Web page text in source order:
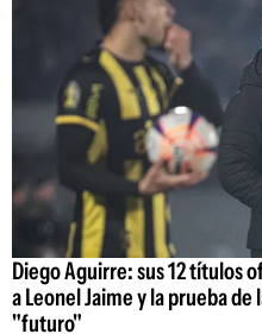
Diego Aguirre: sus 12 títulos
a Leonel Jaime y la prueba
"futuro"